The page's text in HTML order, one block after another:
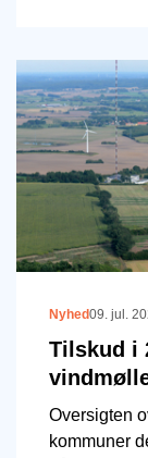
Nyhed09. jul.
Tilskud i
Oversigten
kommuner